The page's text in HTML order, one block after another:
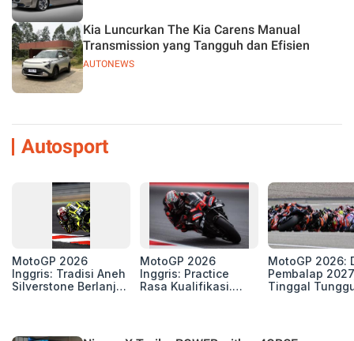
AUTONEWS
Kia Luncurkan The Kia Carens Manual
Transmission yang Tangguh dan Efisien
Autosport
MotoGP 2026
Inggris: Tradisi Aneh
Silverstone Berlanjut,
MotoGP 2026
Inggris: Practice
Rasa Kualifikasi.
Silverstone!
MotoGP 2026:
Pembalap
Tinggal